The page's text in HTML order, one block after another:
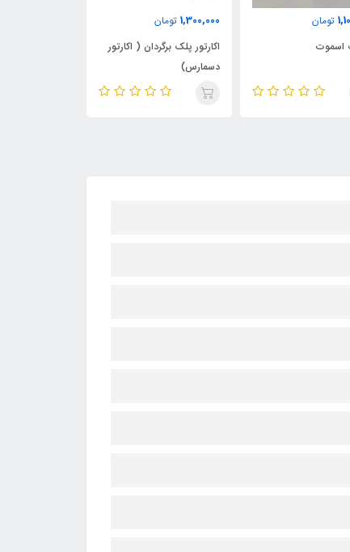
تومان
اسموت
1,300,000 تومان
اکارتور پلک برگردان ( اکارتور
دسمارس)